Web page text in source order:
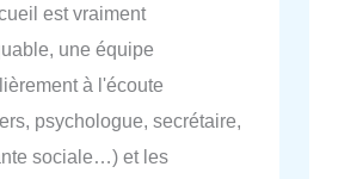
est vraiment
une équipe
à l'écoute
psychologue, secrétaire,
sociale…) et les